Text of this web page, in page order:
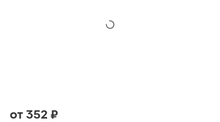
от 352 ₽